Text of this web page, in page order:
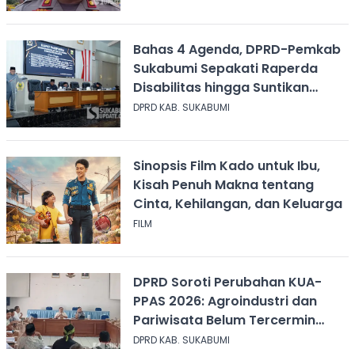
Bahas 4 Agenda, DPRD-Pemkab
Sukabumi Sepakati Raperda
Disabilitas hingga Suntikan
Modal Perum Pesona Wisata
DPRD KAB. SUKABUMI
Sinopsis Film Kado untuk Ibu,
Kisah Penuh Makna tentang
Cinta, Kehilangan, dan Keluarga
FILM
DPRD Soroti Perubahan KUA-
PPAS 2026: Agroindustri dan
Pariwisata Belum Tercermin
dalam Anggaran
DPRD KAB. SUKABUMI